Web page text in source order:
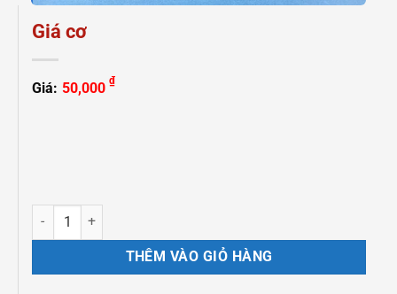
Giá cơ
Giá: 50,000 ₫
Giá cơ số lượng
THÊM VÀO GIỎ HÀNG